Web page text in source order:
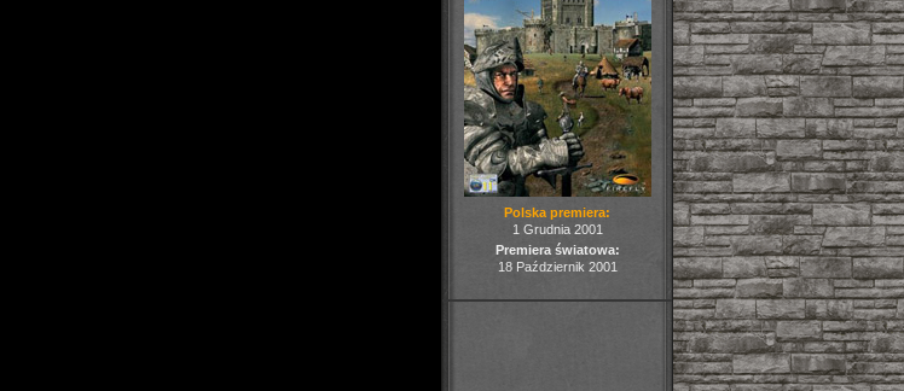
Polska premiera:
1 Grudnia 2001
Premiera światowa:
18 Październik 2001